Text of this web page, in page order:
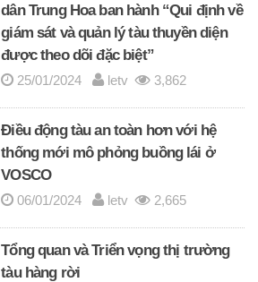
dân Trung Hoa ban hành “Qui định về
giám sát và quản lý tàu thuyền diện
được theo dõi đặc biệt”
25/01/2024 letv 3,862
Điều động tàu an toàn hơn với hệ
thống mới mô phỏng buồng lái ở
VOSCO
06/01/2024 letv 2,665
Tổng quan và Triển vọng thị trường
tàu hàng rời